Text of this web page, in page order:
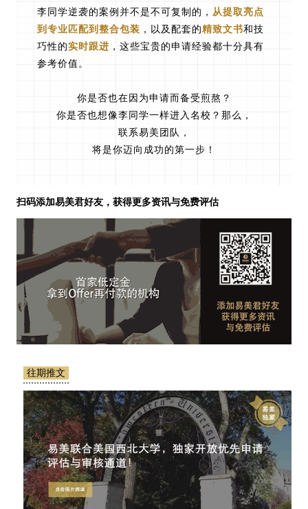
李同学逆袭的案例并不是不可复制的， 从提取亮点
到专业匹配到整合包装 ，以及配套的精致文书和技
巧性的实时跟进 ，这些宝贵的申请经验都十分具有
参考价值。
你是否也在因为申请而备受煎熬？
你是否也想像李同学一样进入名校？那么，
联系易美团队，
将是你迈向成功的第一步！
扫码添加易美君好友，获得更多资讯与免费评估
往期推文